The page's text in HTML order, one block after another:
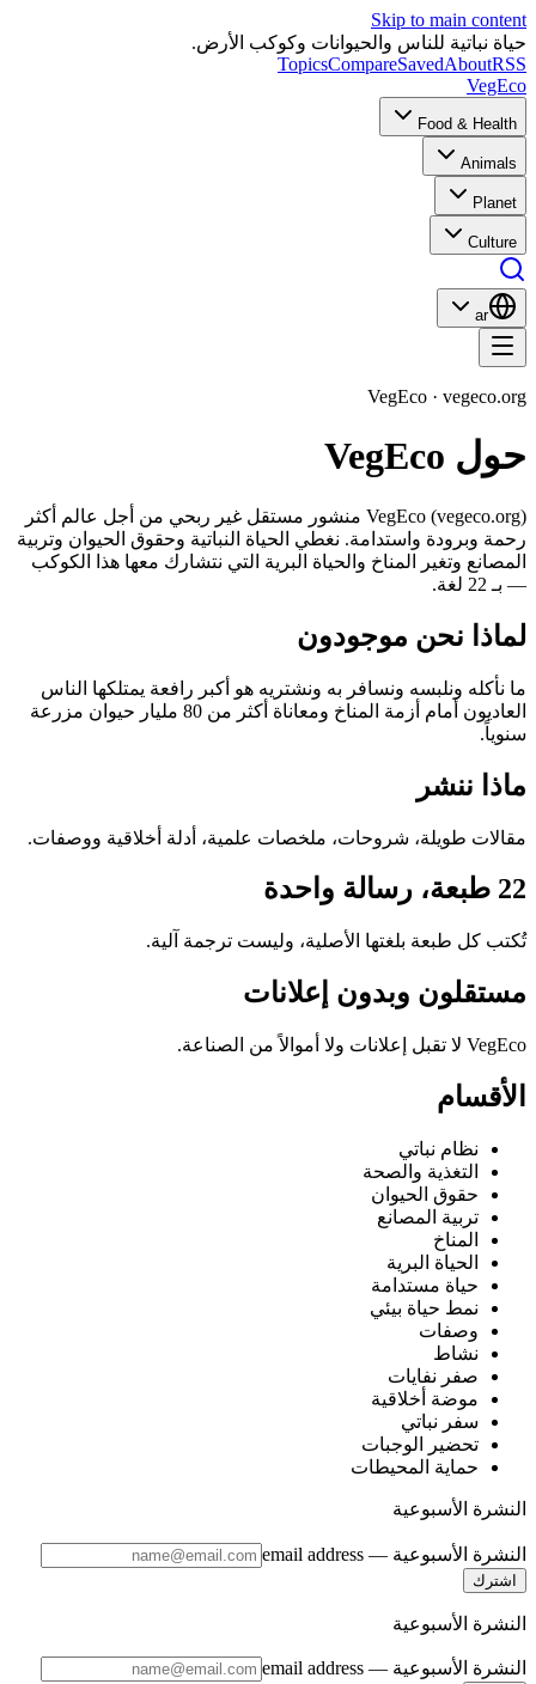
Skip to main content
حياة نباتية للناس والحيوانات وكوكب الأرض.
TopicsCompareSavedAboutRSS
VegEco
Food & Health
Animals
Planet
Culture
ar
VegEco · vegeco.org
حول VegEco
VegEco (vegeco.org) منشور مستقل غير ربحي من أجل عالم أكثر
رحمة وبرودة واستدامة. نغطي الحياة النباتية وحقوق الحيوان وتربية
المصانع وتغير المناخ والحياة البرية التي نتشارك معها هذا الكوكب
— بـ 22 لغة.
لماذا نحن موجودون
ما نأكله ونلبسه ونسافر به ونشتريه هو أكبر رافعة يمتلكها الناس
العاديون أمام أزمة المناخ ومعاناة أكثر من 80 مليار حيوان مزرعة
سنوياً.
ماذا ننشر
مقالات طويلة، شروحات، ملخصات علمية، أدلة أخلاقية ووصفات.
22 طبعة، رسالة واحدة
تُكتب كل طبعة بلغتها الأصلية، وليست ترجمة آلية.
مستقلون وبدون إعلانات
VegEco لا تقبل إعلانات ولا أموالاً من الصناعة.
الأقسام
نظام نباتي
التغذية والصحة
حقوق الحيوان
تربية المصانع
المناخ
الحياة البرية
حياة مستدامة
نمط حياة بيئي
وصفات
نشاط
صفر نفايات
موضة أخلاقية
سفر نباتي
تحضير الوجبات
حماية المحيطات
النشرة الأسبوعية
النشرة الأسبوعية — email address
اشترك
النشرة الأسبوعية
النشرة الأسبوعية — email address